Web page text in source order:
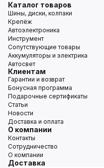
Каталог товаров
Шины, диски, колпаки
Крепёж
Автоэлектроника
Инструмент
Сопутствующие товары
Аккумуляторы и электрика
Автосвет
Клиентам
Гарантии и возврат
Бонусная программа
Подарочные сертификаты
Статьи
Новости
Доставка и оплата
О компании
Контакты
Сотрудничество
О компании
Доставка